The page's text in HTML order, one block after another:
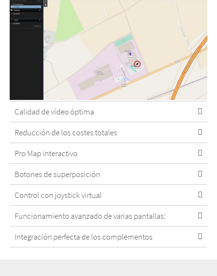
Calidad de vídeo óptima
Reducción de los costes totales
Pro Map interactivo
Botones de superposición
Control con joystick virtual
Funcionamiento avanzado de varias pantallas:
Integración perfecta de los complementos